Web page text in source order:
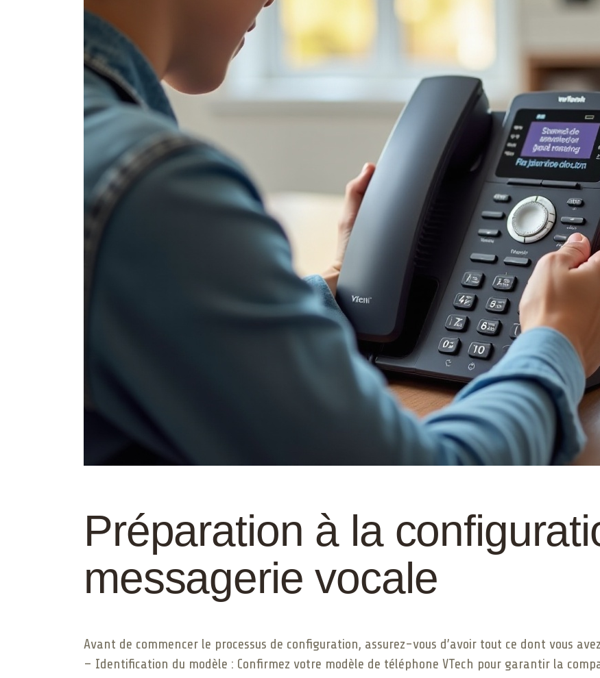
Préparation à la
messagerie vocale
Avant de commencer le processus de configuration, assurez-vous d’avoir tout ce dont vous
– Identification du modèle : Confirmez votre modèle de téléphone VTech pour garantir la